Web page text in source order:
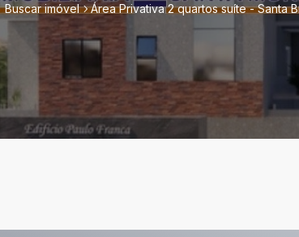
Buscar imóvel Área Privativa 2 quartos suíte - Santa